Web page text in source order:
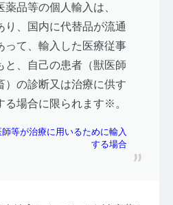
品等の個人輸入は、
り、国内に代替品が流通
って、輸入した医療従事
と、自己の患者（獣医師
）の診断又は治療に供す
る場合に限られます※。
等が治療に用いるために輸入
する場合